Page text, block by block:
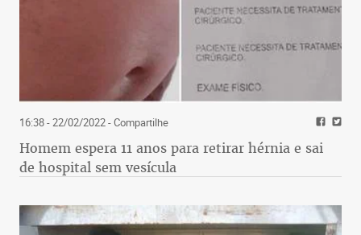
16:38 - 22/02/2022- Compartilhe
Homem espera 11 anos para retirar hérnia e sai
de hospital sem vesícula